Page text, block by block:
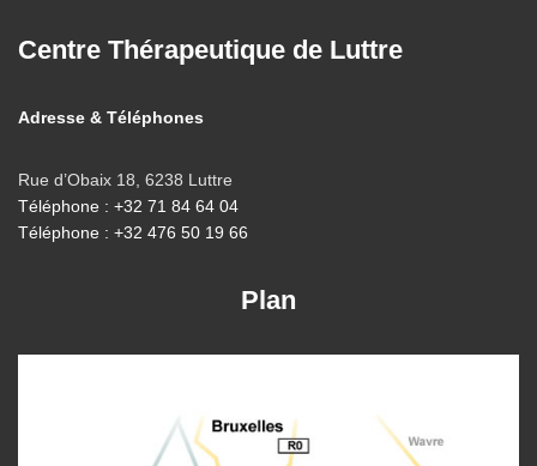
Centre Thérapeutique de Luttre
Adresse & Téléphones
Rue d’Obaix 18, 6238 Luttre
Téléphone : +32 71 84 64 04
Téléphone : +32 476 50 19 66
Plan